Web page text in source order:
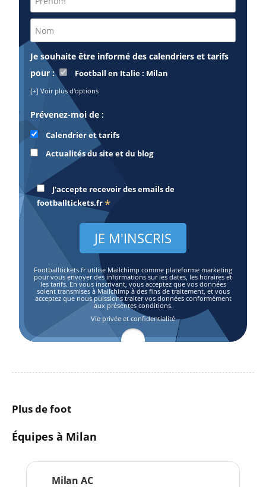
Je souhaite être informé des calendriers et tarifs
pour :
Football en Italie : Milan
[+] Voir plus d'options
Prévenez-moi de :
Calendrier et tarifs
Actualités du site et du blog
J'accepte recevoir des emails de
footballtickets.fr *
Footballtickets.fr utilise Mailchimp comme plateforme marketing
pour vous envoyer des informations sur les dates, les horaires et
les tarifs. En vous inscrivant, vous acceptez que vos données
soient transmises à Mailchimp à des fins de traitement, et vous
acceptez que nous puissions traiter vos données conformément
aux présentes conditions.
Vie privée et confidentialité
Plus de foot
Équipes à Milan
Milan AC